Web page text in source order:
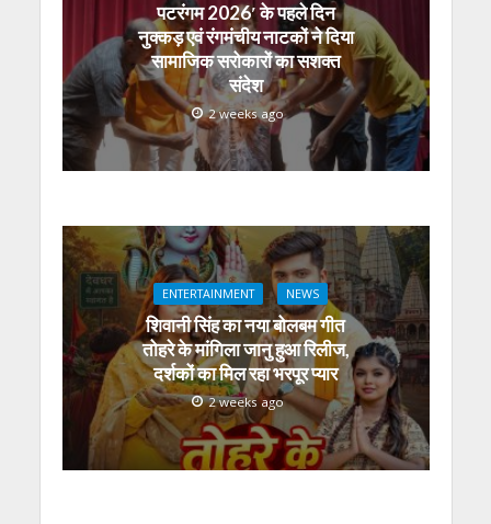
पटरंगम 2026′ के पहले दिन
नुक्कड़ एवं रंगमंचीय नाटकों ने दिया
सामाजिक सरोकारों का सशक्त
संदेश
2 weeks ago
ENTERTAINMENT NEWS
शिवानी सिंह का नया बोलबम गीत
तोहरे के मांगिला जानु हुआ रिलीज,
दर्शकों का मिल रहा भरपूर प्यार
2 weeks ago